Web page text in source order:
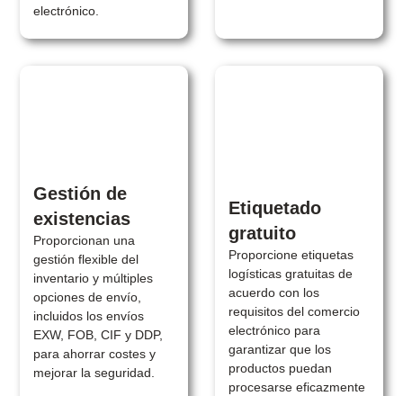
electrónico.
Gestión de
existencias
Proporcionan una
gestión flexible del
inventario y múltiples
opciones de envío,
incluidos los envíos
EXW, FOB, CIF y DDP,
para ahorrar costes y
mejorar la seguridad.
Etiquetado
gratuito
Proporcione etiquetas
logísticas gratuitas de
acuerdo con los
requisitos del comercio
electrónico para
garantizar que los
productos puedan
procesarse eficazmente